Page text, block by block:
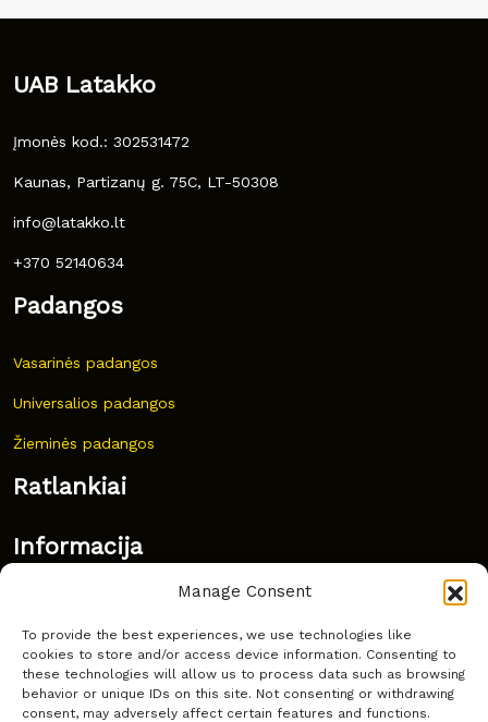
Manage Consent
To provide the best experiences, we use technologies like
cookies to store and/or access device information. Consenting to
these technologies will allow us to process data such as browsing
behavior or unique IDs on this site. Not consenting or withdrawing
consent, may adversely affect certain features and functions.
UAB Latakko
Įmonės kod.: 302531472
Kaunas, Partizanų g. 75C, LT-50308
info@latakko.lt
+370 52140634
Padangos
Vasarinės padangos
Universalios padangos
Žieminės padangos
Ratlankiai
Informacija
Dažnai užduodami klausimai
Kur nusipirkti?